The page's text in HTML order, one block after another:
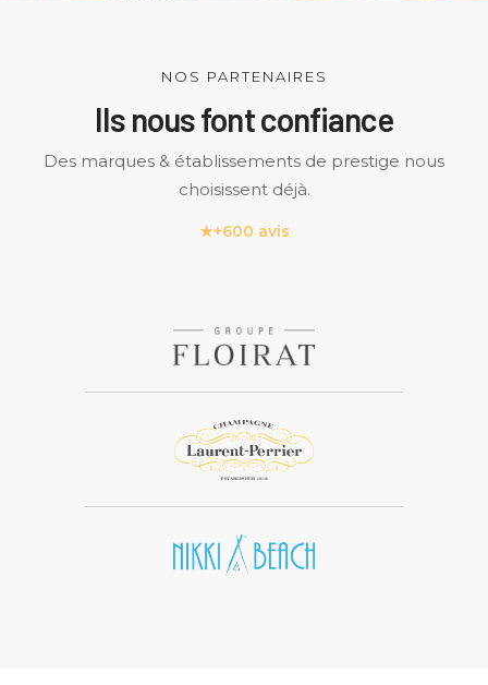
NOS PARTENAIRES
Ils nous font confiance
Des marques & établissements de prestige nous
choisissent déjà.
★+600 avis